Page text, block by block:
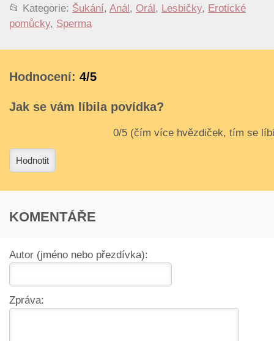
📂 Kategorie: Šukání, Anál , Orál , Lesbičky, Erotické
pomůcky, Sperma
Hodnocení: 4/5
Jak se vám líbila povídka?
Hodnotit
KOMENTÁŘE
Autor (jméno nebo přezdívka):
Zpráva: